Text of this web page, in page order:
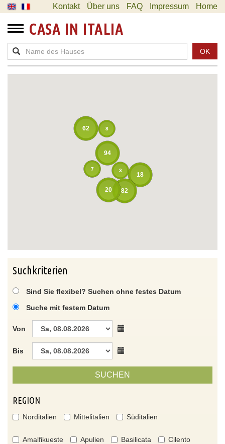
Kontakt Über uns FAQ Impressum Home
CASA IN ITALIA
OK
18
82
94
62 8
7 3
20
Suchkriterien
Sind Sie flexibel? Suchen ohne festes Datum
Suche mit festem Datum
Von
Bis
SUCHEN
REGION
Norditalien Mittelitalien Süditalien
Amalfikueste Apulien Basilicata
Cilento